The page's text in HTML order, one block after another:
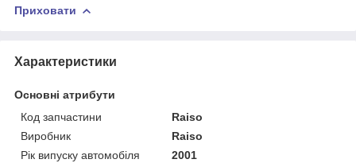
Приховати
Характеристики
Основні атрибути
Код запчастини
Raiso
Виробник
Raiso
Рік випуску автомобіля
2001